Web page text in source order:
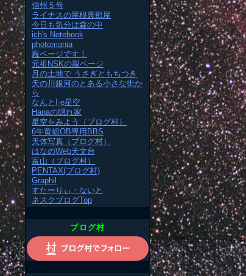
信州５号
ライナスの屋根裏部屋
今日も気分は森の中
ich's Notebook
photomania
親ページです！
元祖NSKの親ページ
月の土地で うさぎともちつき
天の川銀河のとある小さな街か
ら
なんと!-e星空
Hanaの隠れ家
星空をみよう（ブログ村）
6年黄組OB専用BBS
天体写真（ブログ村）
はなのWeb天文台
富山（ブログ村）
PENTAX(ブログ村)
Graphil
すたーりぃ・ないと
ネスクブログTop
ブログ村